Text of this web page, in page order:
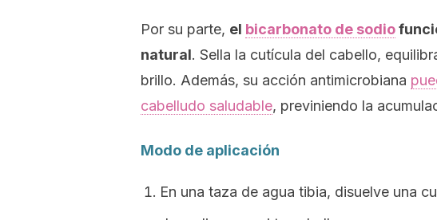
Por su parte, el bicarbonato de sodio
natural. Sella la cutícula del cabello,
brillo. Además, su acción antimicrobiana
cabelludo saludable, previniendo la
Modo de aplicación
En una taza de agua tibia, disuelve una